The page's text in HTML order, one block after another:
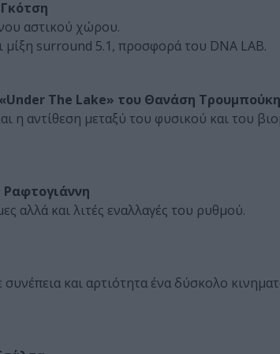
αστικού χώρου.
surround 5.1, προσφορά του DNA LAB.
The Lake» του Θανάση Τρουμπούκη
η αντίθεση μεταξύ του φυσικού και του
Ραφτογιάννη
αλλά και λιτές εναλλαγές του ρυθμού.
και αρτιότητα ένα δύσκολο